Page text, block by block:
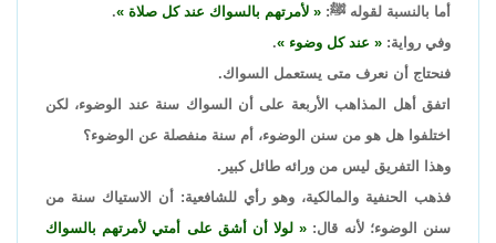
أما بالنسبة لقوله ﷺ: لأمرتهم بالسواك عند كل صلاة
.
وفي رواية:
عند كل وضوء
.
فنحتاج أن نعرف متى يستعمل السواك.
اتفق أهل المذاهب الأربعة على أن السواك سنة عند الوضوء، لكن
اختلفوا هل هو من سنن الوضوء، أم سنة منفصلة عن الوضوء؟
وهذا التفريق ليس من ورائه طائل كبير.
فذهب الحنفية والمالكية، وهو رأي للشافعية: أن الاستياك سنة من
سنن الوضوء؛ لأنه قال:
لولا أن أشق على أمتي لأمرتهم بالسواك